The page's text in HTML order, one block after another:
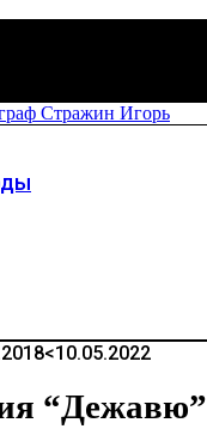
<10.05.2022
“Дежавю”